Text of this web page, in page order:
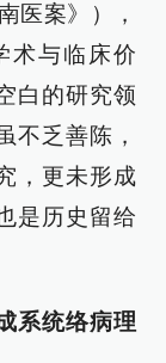
医案》），
术与临床价
白的研究领
不乏善陈，
，更未形成
是历史留给
系统络病理